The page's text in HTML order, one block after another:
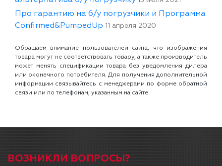
Про гарантию на б/у погрузчики и Программа
Confirmed&PumpedUp 11 апреля 2020
Обращаем внимание пользователей сайта, что изображения
товара могут не соответствовать товару, а также производитель
может менять спецификации товара без уведомления дилера
или оконечного потребителя. Для получения дополнительной
информации связывайтесь с менеджерами по форме обратной
связи или по телефонам, указанным на сайте.
ВОЗНИКЛИ ВОПРОСЫ?